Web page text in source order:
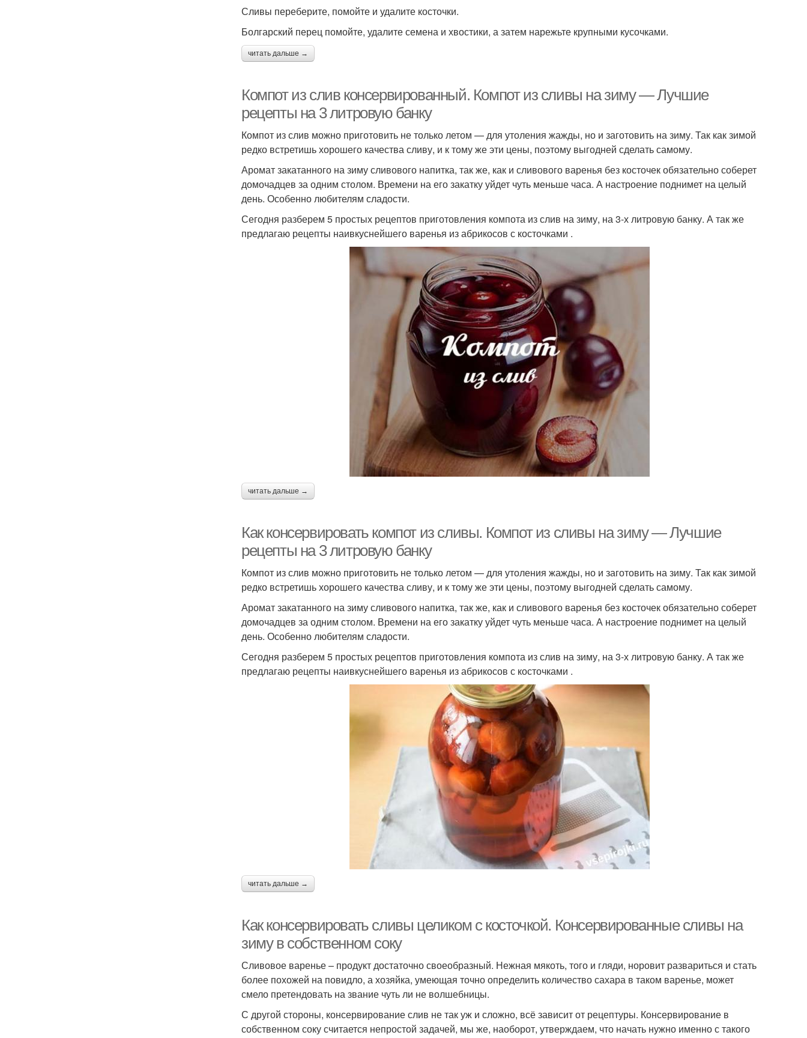
Сливы переберите, помойте и удалите косточки.
Болгарский перец помойте, удалите семена и хвостики, а затем нарежьте крупными кусочками.
читать дальше →
Компот из слив консервированный. Компот из сливы на зиму — Лучшие
рецепты на 3 литровую банку
Компот из слив можно приготовить не только летом — для утоления жажды, но и заготовить на зиму. Так как зимой
редко встретишь хорошего качества сливу, и к тому же эти цены, поэтому выгодней сделать самому.
Аромат закатанного на зиму сливового напитка, так же, как и сливового варенья без косточек обязательно соберет
домочадцев за одним столом. Времени на его закатку уйдет чуть меньше часа. А настроение поднимет на целый
день. Особенно любителям сладости.
Сегодня разберем 5 простых рецептов приготовления компота из слив на зиму, на 3-х литровую банку. А так же
предлагаю рецепты наивкуснейшего варенья из абрикосов с косточками .
читать дальше →
Как консервировать компот из сливы. Компот из сливы на зиму — Лучшие
рецепты на 3 литровую банку
Компот из слив можно приготовить не только летом — для утоления жажды, но и заготовить на зиму. Так как зимой
редко встретишь хорошего качества сливу, и к тому же эти цены, поэтому выгодней сделать самому.
Аромат закатанного на зиму сливового напитка, так же, как и сливового варенья без косточек обязательно соберет
домочадцев за одним столом. Времени на его закатку уйдет чуть меньше часа. А настроение поднимет на целый
день. Особенно любителям сладости.
Сегодня разберем 5 простых рецептов приготовления компота из слив на зиму, на 3-х литровую банку. А так же
предлагаю рецепты наивкуснейшего варенья из абрикосов с косточками .
читать дальше →
Как консервировать сливы целиком с косточкой. Консервированные сливы на
зиму в собственном соку
Сливовое варенье – продукт достаточно своеобразный. Нежная мякоть, того и гляди, норовит развариться и стать
более похожей на повидло, а хозяйка, умеющая точно определить количество сахара в таком варенье, может
смело претендовать на звание чуть ли не волшебницы.
С другой стороны, консервирование слив не так уж и сложно, всё зависит от рецептуры. Консервирование в
собственном соку считается непростой задачей, мы же, наоборот, утверждаем, что начать нужно именно с такого